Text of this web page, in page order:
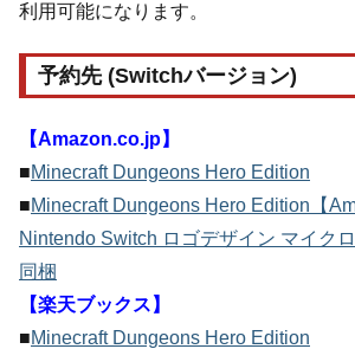
利用可能になります。
予約先 (Switchバージョン)
【Amazon.co.jp】
■Minecraft Dungeons Hero Edition
■Minecraft Dungeons Hero Edition【
Nintendo Switch ロゴデザイン マイク
同梱
【楽天ブックス】
■Minecraft Dungeons Hero Edition